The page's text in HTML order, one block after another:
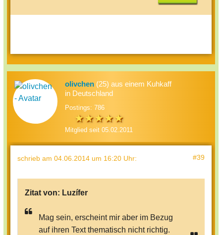
olivchen (25) aus einem Kuhkaff
in Deutschland
Postings: 786
Mitglied seit 05.02.2011
schrieb am 04.06.2014 um 16:20 Uhr: #39
Zitat von: Luzífer
Mag sein, erscheint mir aber im Bezug
auf ihren Text thematisch nicht richtig.